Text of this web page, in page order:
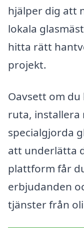
hjälper dig att
lokala
hitta rätt
projekt.
Oavsett om
ruta, installera
specialgjorda
att underlätta
plattform får
erbjudanden
tjänster från